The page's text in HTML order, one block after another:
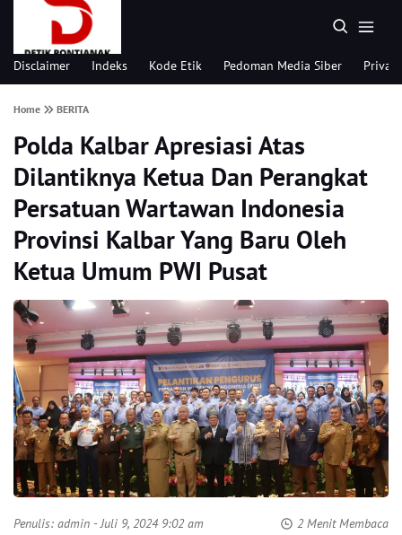
Disclaimer Indeks Kode Etik Pedoman Media Siber
Home BERITA
Polda Kalbar Apresiasi Atas
Dilantiknya Ketua Dan Perangkat
Persatuan Wartawan Indonesia
Provinsi Kalbar Yang Baru Oleh
Ketua Umum PWI Pusat
Penulis: admin - Juli 9, 2024 9:02 am 2 Menit Membaca